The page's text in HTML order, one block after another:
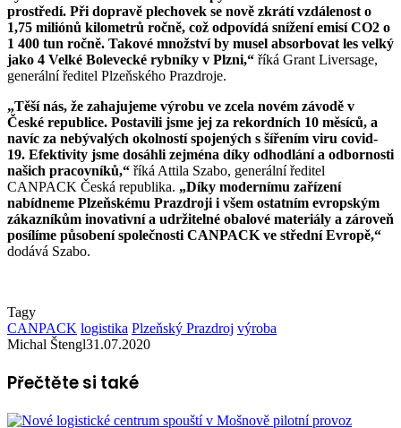
prostředí. Při dopravě plechovek se nově zkrátí vzdálenost o
1,75 miliónů kilometrů ročně, což odpovídá snížení emisí CO2 o
1 400 tun ročně. Takové množství by musel absorbovat les velký
jako 4 Velké Bolevecké rybníky v Plzni,“ říká Grant Liversage,
generální ředitel Plzeňského Prazdroje.
„Těší nás, že zahajujeme výrobu ve zcela novém závodě v
České republice. Postavili jsme jej za rekordních 10 měsíců, a
navíc za nebývalých okolností spojených s šířením viru covid-
19. Efektivity jsme dosáhli zejména díky odhodlání a odbornosti
našich pracovníků,“ říká Attila Szabo, generální ředitel
CANPACK Česká republika. „Díky modernímu zařízení
nabídneme Plzeňskému Prazdroji i všem ostatním evropským
zákazníkům inovativní a udržitelné obalové materiály a zároveň
posílíme působení společnosti CANPACK ve střední Evropě,“
dodává Szabo.
Tagy
CANPACK logistika Plzeňský Prazdroj výroba
Michal Štengl31.07.2020
Přečtěte si také